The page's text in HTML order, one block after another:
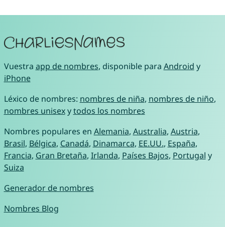
Vuestra app de nombres, disponible para Android y
iPhone
Léxico de nombres: nombres de niña, nombres de niño,
nombres unisexytodos los nombres
Nombres populares en Alemania, Australia, Austria,
Brasil, Bélgica, Canadá, Dinamarca, EE.UU., España,
Francia, Gran Bretaña, Irlanda, Países Bajos, Portugal y
Suiza
Generador de nombres
Nombres Blog